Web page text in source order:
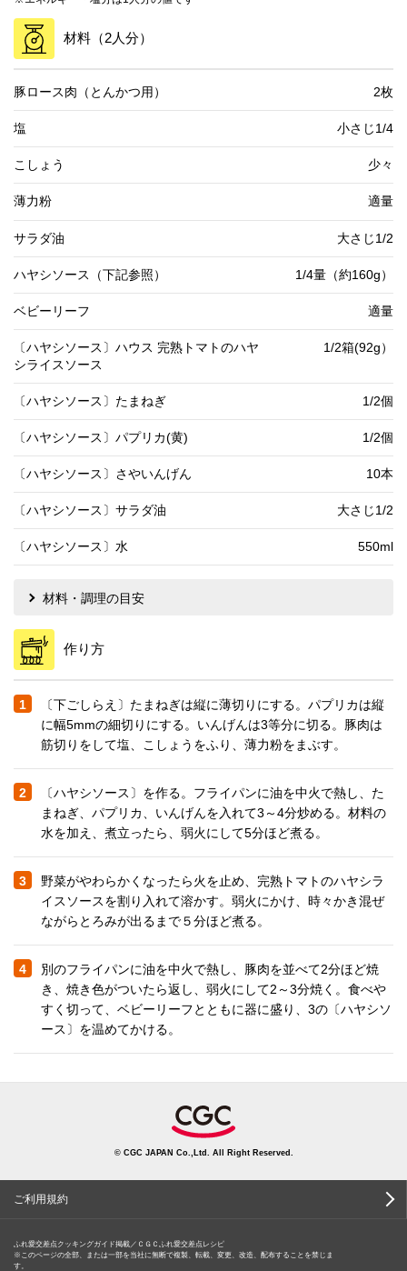
材料（2人分）
豚ロース肉（とんかつ用） 2枚
塩 小さじ1/4
こしょう 少々
薄力粉 適量
サラダ油 大さじ1/2
ハヤシソース（下記参照） 1/4量（約160g）
ベビーリーフ 適量
〔ハヤシソース〕ハウス 完熟トマトのハヤ
シライスソース
1/2箱(92g）
〔ハヤシソース〕たまねぎ 1/2個
〔ハヤシソース〕パプリカ(黄) 1/2個
〔ハヤシソース〕さやいんげん 10本
〔ハヤシソース〕サラダ油 大さじ1/2
〔ハヤシソース〕水 550ml
材料・調理の目安
作り方
1
〔下ごしらえ〕たまねぎは縦に薄切りにする。パプリカは縦
に幅5mmの細切りにする。いんげんは3等分に切る。豚肉は
筋切りをして塩、こしょうをふり、薄力粉をまぶす。
2
〔ハヤシソース〕を作る。フライパンに油を中火で熱し、た
まねぎ、パプリカ、いんげんを入れて3～4分炒める。材料の
水を加え、煮立ったら、弱火にして5分ほど煮る。
3
野菜がやわらかくなったら火を止め、完熟トマトのハヤシラ
イスソースを割り入れて溶かす。弱火にかけ、時々かき混ぜ
ながらとろみが出るまで５分ほど煮る。
4
別のフライパンに油を中火で熱し、豚肉を並べて2分ほど焼
き、焼き色がついたら返し、弱火にして2～3分焼く。食べや
すく切って、ベビーリーフとともに器に盛り、3の〔ハヤシソ
ース〕を温めてかける。
© CGC JAPAN Co.,Ltd. All Right Reserved.
ご利用規約
ふれ愛交差点クッキングガイド掲載／ＣＧＣふれ愛交差点レシピ
※このページの全部、または一部を当社に無断で複製、転載、変更、改造、配布することを禁じま
す。